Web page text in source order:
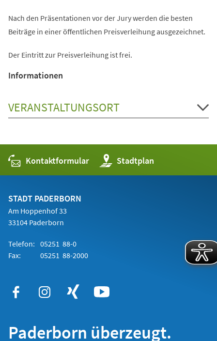
Nach den Präsentationen vor der Jury werden die besten
Beiträge in einer öffentlichen Preisverleihung ausgezeichnet.
Der Eintritt zur Preisverleihung ist frei.
Informationen
VERANSTALTUNGSORT
Kontaktformular Stadtplan
(Öffnet
in
einem
STADT PADERBORN
Am Hoppenhof 33
33104 Paderborn
Telefon: 05251 88-0
Fax:
05251 88-2000
Paderborn überzeugt.